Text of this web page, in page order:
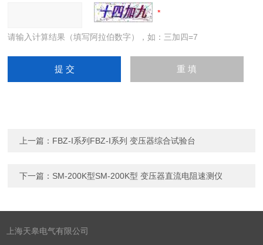
请输入计算结果（填写阿拉伯数字），如：三加四=7
上一篇： FBZ-I系列FBZ-I系列 变压器综合试验台
下一篇： SM-200K型SM-200K型 变压器直流电阻速测仪
上海天皋电气有限公司